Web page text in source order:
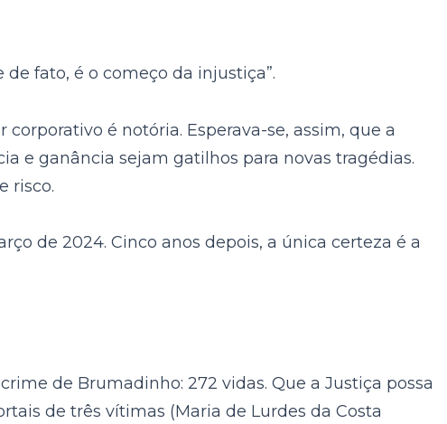
fato, é o começo da injustiça”.
é notória. Esperava-se, assim, que a
e ganância sejam gatilhos para novas tragédias.
risco.
de 2024. Cinco anos depois, a única certeza é a
de Brumadinho: 272 vidas. Que a Justiça possa
de três vítimas (Maria de Lurdes da Costa